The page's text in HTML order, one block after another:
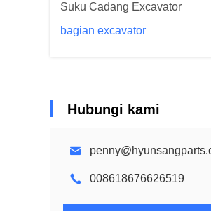
Suku Cadang Excavator
bagian excavator
Hubungi kami
008618676626519